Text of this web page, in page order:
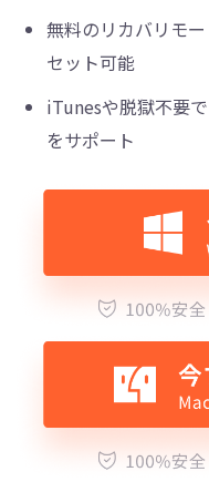
無料のリカバリモ
セット可能
iTunesや脱獄不要
をサポート